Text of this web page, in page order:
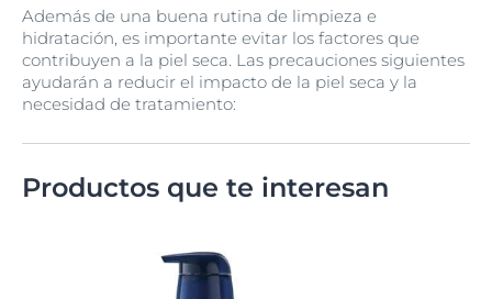
Además de una buena rutina de limpieza e
hidratación, es importante evitar los factores que
contribuyen a la piel seca. Las precauciones siguientes
ayudarán a reducir el impacto de la piel seca y la
necesidad de tratamiento:
Productos que te interesan